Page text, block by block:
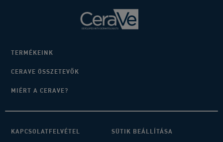
TERMÉKEINK
CERAVE ÖSSZETEVŐK
MIÉRT A CERAVE?
KAPCSOLATFELVÉTEL SÜTIK BEÁLLÍTÁSA